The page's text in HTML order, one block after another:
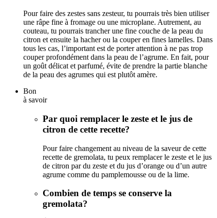
Pour faire des zestes sans zesteur, tu pourrais très bien utiliser
une râpe fine à fromage ou une microplane. Autrement, au
couteau, tu pourrais trancher une fine couche de la peau du
citron et ensuite la hacher ou la couper en fines lamelles. Dans
tous les cas, l’important est de porter attention à ne pas trop
couper profondément dans la peau de l’agrume. En fait, pour
un goût délicat et parfumé, évite de prendre la partie blanche
de la peau des agrumes qui est plutôt amère.
Bon
à savoir
Par quoi remplacer le zeste et le jus de
citron de cette recette?
Pour faire changement au niveau de la saveur de cette
recette de gremolata, tu peux remplacer le zeste et le jus
de citron par du zeste et du jus d’orange ou d’un autre
agrume comme du pamplemousse ou de la lime.
Combien de temps se conserve la
gremolata?